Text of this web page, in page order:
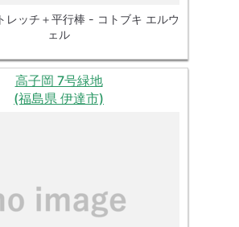
レッチ＋平行棒 - コトブキ エルウ
ェル
高子岡 7号緑地
(福島県 伊達市)